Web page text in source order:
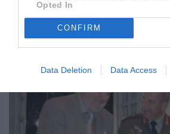
Opted In
CONFIRM
Data Deletion Data Access
Ο Σύλλογος Μικρασιατών
εκδήλωση στο πλαίσιο της
χρόνια από τη Μικρασιατική